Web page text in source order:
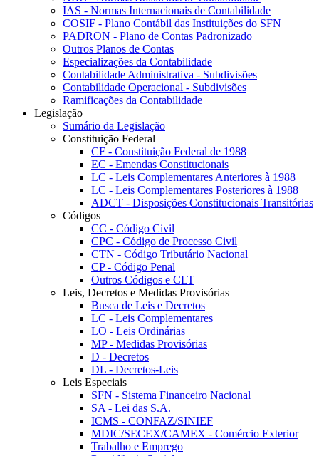
IAS - Normas Internacionais de Contabilidade
COSIF - Plano Contábil das Instituições do SFN
PADRON - Plano de Contas Padronizado
Outros Planos de Contas
Especializações da Contabilidade
Contabilidade Administrativa - Subdivisões
Contabilidade Operacional - Subdivisões
Ramificações da Contabilidade
Legislação
Sumário da Legislação
Constituição Federal
CF - Constituição Federal de 1988
EC - Emendas Constitucionais
LC - Leis Complementares Anteriores à 1988
LC - Leis Complementares Posteriores à 1988
ADCT - Disposições Constitucionais Transitórias
Códigos
CC - Código Civil
CPC - Código de Processo Civil
CTN - Código Tributário Nacional
CP - Código Penal
Outros Códigos e CLT
Leis, Decretos e Medidas Provisórias
Busca de Leis e Decretos
LC - Leis Complementares
LO - Leis Ordinárias
MP - Medidas Provisórias
D - Decretos
DL - Decretos-Leis
Leis Especiais
SFN - Sistema Financeiro Nacional
SA - Lei das S.A.
ICMS - CONFAZ/SINIEF
MDIC/SECEX/CAMEX - Comércio Exterior
Trabalho e Emprego